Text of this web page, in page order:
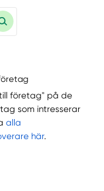
företag" på de
som intresserar
alla
här.